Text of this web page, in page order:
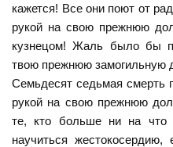
кажется! Все они поют от
рукой на свою прежнюю
кузнецом! Жаль было бы
твою прежнюю замогильную
Семьдесят седьмая смерть
рукой на свою прежнюю
те, кто больше ни на что
научиться